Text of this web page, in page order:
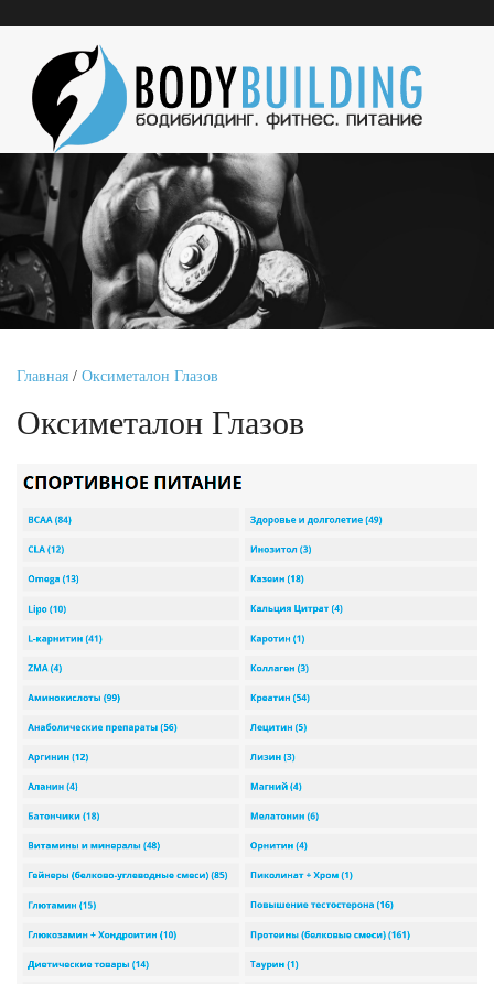
Главная / Оксиметалон Глазов
Оксиметалон Глазов